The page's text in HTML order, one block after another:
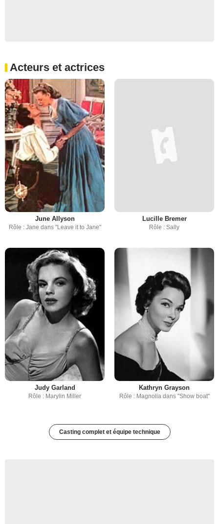
Acteurs et actrices
June Allyson
Rôle : Jane dans "Leave it to Jane"
Lucille Bremer
Rôle : Sally
Judy Garland
Rôle : Marylin Miller
Kathryn Grayson
Rôle : Magnolia dans "Show boat"
Casting complet et équipe technique